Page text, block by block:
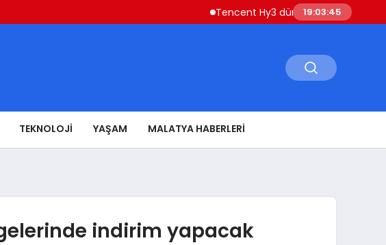
Tencent Hy3 dünya genelinde kullanıma
19:03:46
TEKNOLOJI YAŞAM MALATYA HABERLERI
indirim yapacak